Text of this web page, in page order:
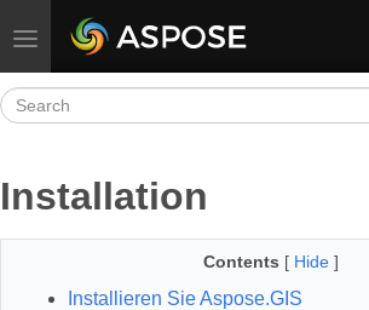
Toggle navigation
Installation
Contents [ Hide ]
Installieren Sie Aspose.GIS